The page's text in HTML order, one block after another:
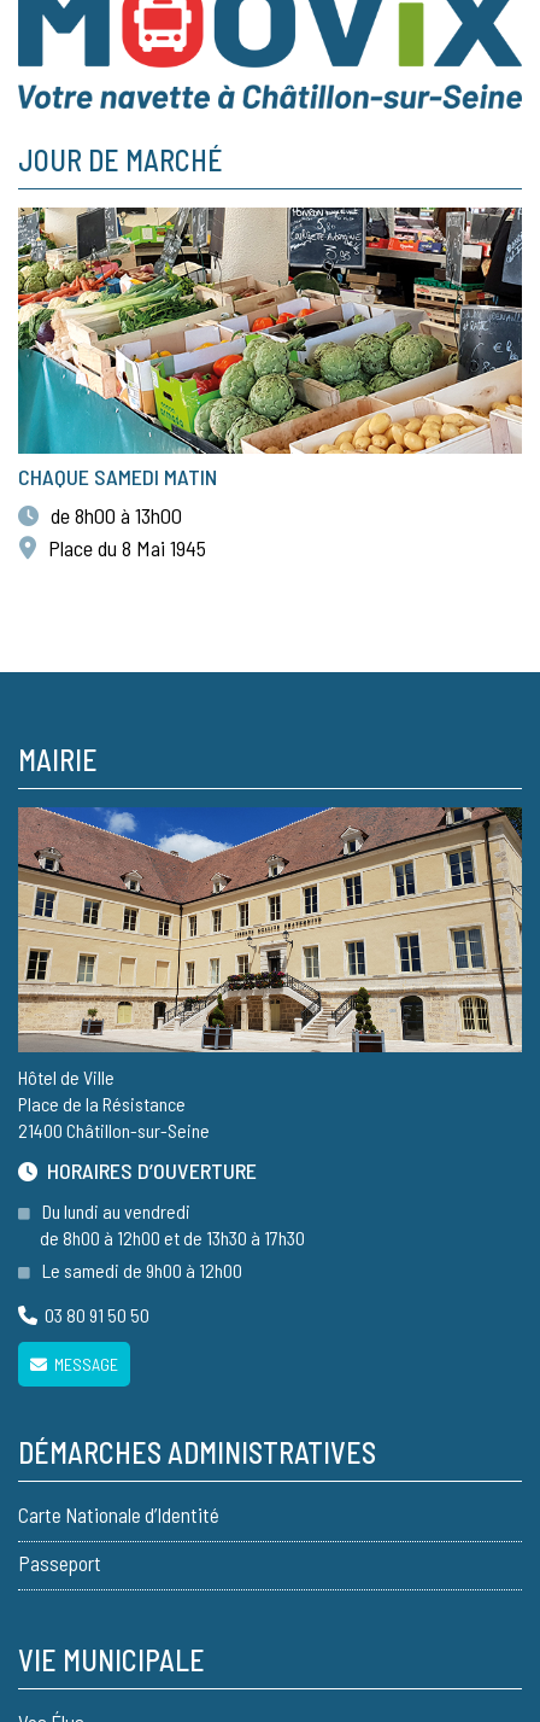
JOUR DE MARCHÉ
CHAQUE SAMEDI MATIN
de 8h00 à 13h00
Place du 8 Mai 1945
MAIRIE
Hôtel de Ville
Place de la Résistance
21400 Châtillon-sur-Seine
HORAIRES D’OUVERTURE
Du lundi au vendredi
de 8h00 à 12h00 et de 13h30 à 17h30
Le samedi de 9h00 à 12h00
03 80 91 50 50
MESSAGE
DÉMARCHES ADMINISTRATIVES
Carte Nationale d’Identité
Passeport
VIE MUNICIPALE